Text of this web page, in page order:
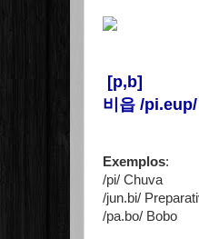
[p,b]
비읍 /pi.eup/
Exemplos:
/pi/ Chuva
/jun.bi/
/pa.bo/ Bobo